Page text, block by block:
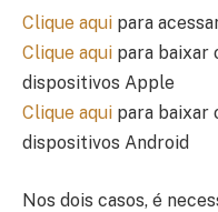
Clique aqui para
Clique aqui para baixar
dispositivos Apple
Clique aqui para baixar
dispositivos Android
Nos dois casos, é